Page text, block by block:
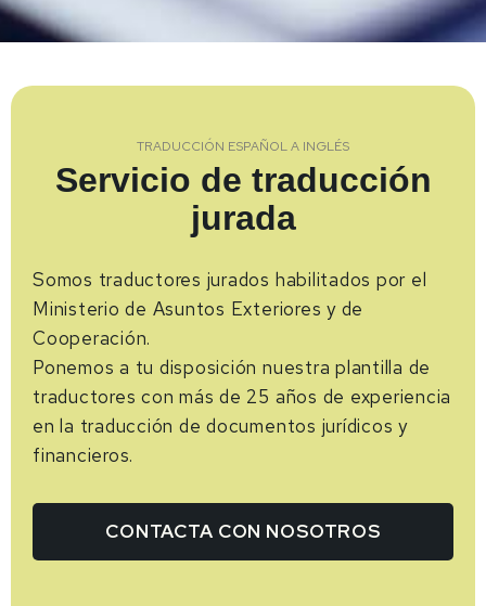
TRADUCCIÓN ESPAÑOL A INGLÉS
Servicio de traducción
jurada
Somos traductores jurados habilitados por el
Ministerio de Asuntos Exteriores y de
Cooperación.
Ponemos a tu disposición nuestra plantilla de
traductores con más de 25 años de experiencia
en la traducción de documentos jurídicos y
financieros.
CONTACTA CON NOSOTROS